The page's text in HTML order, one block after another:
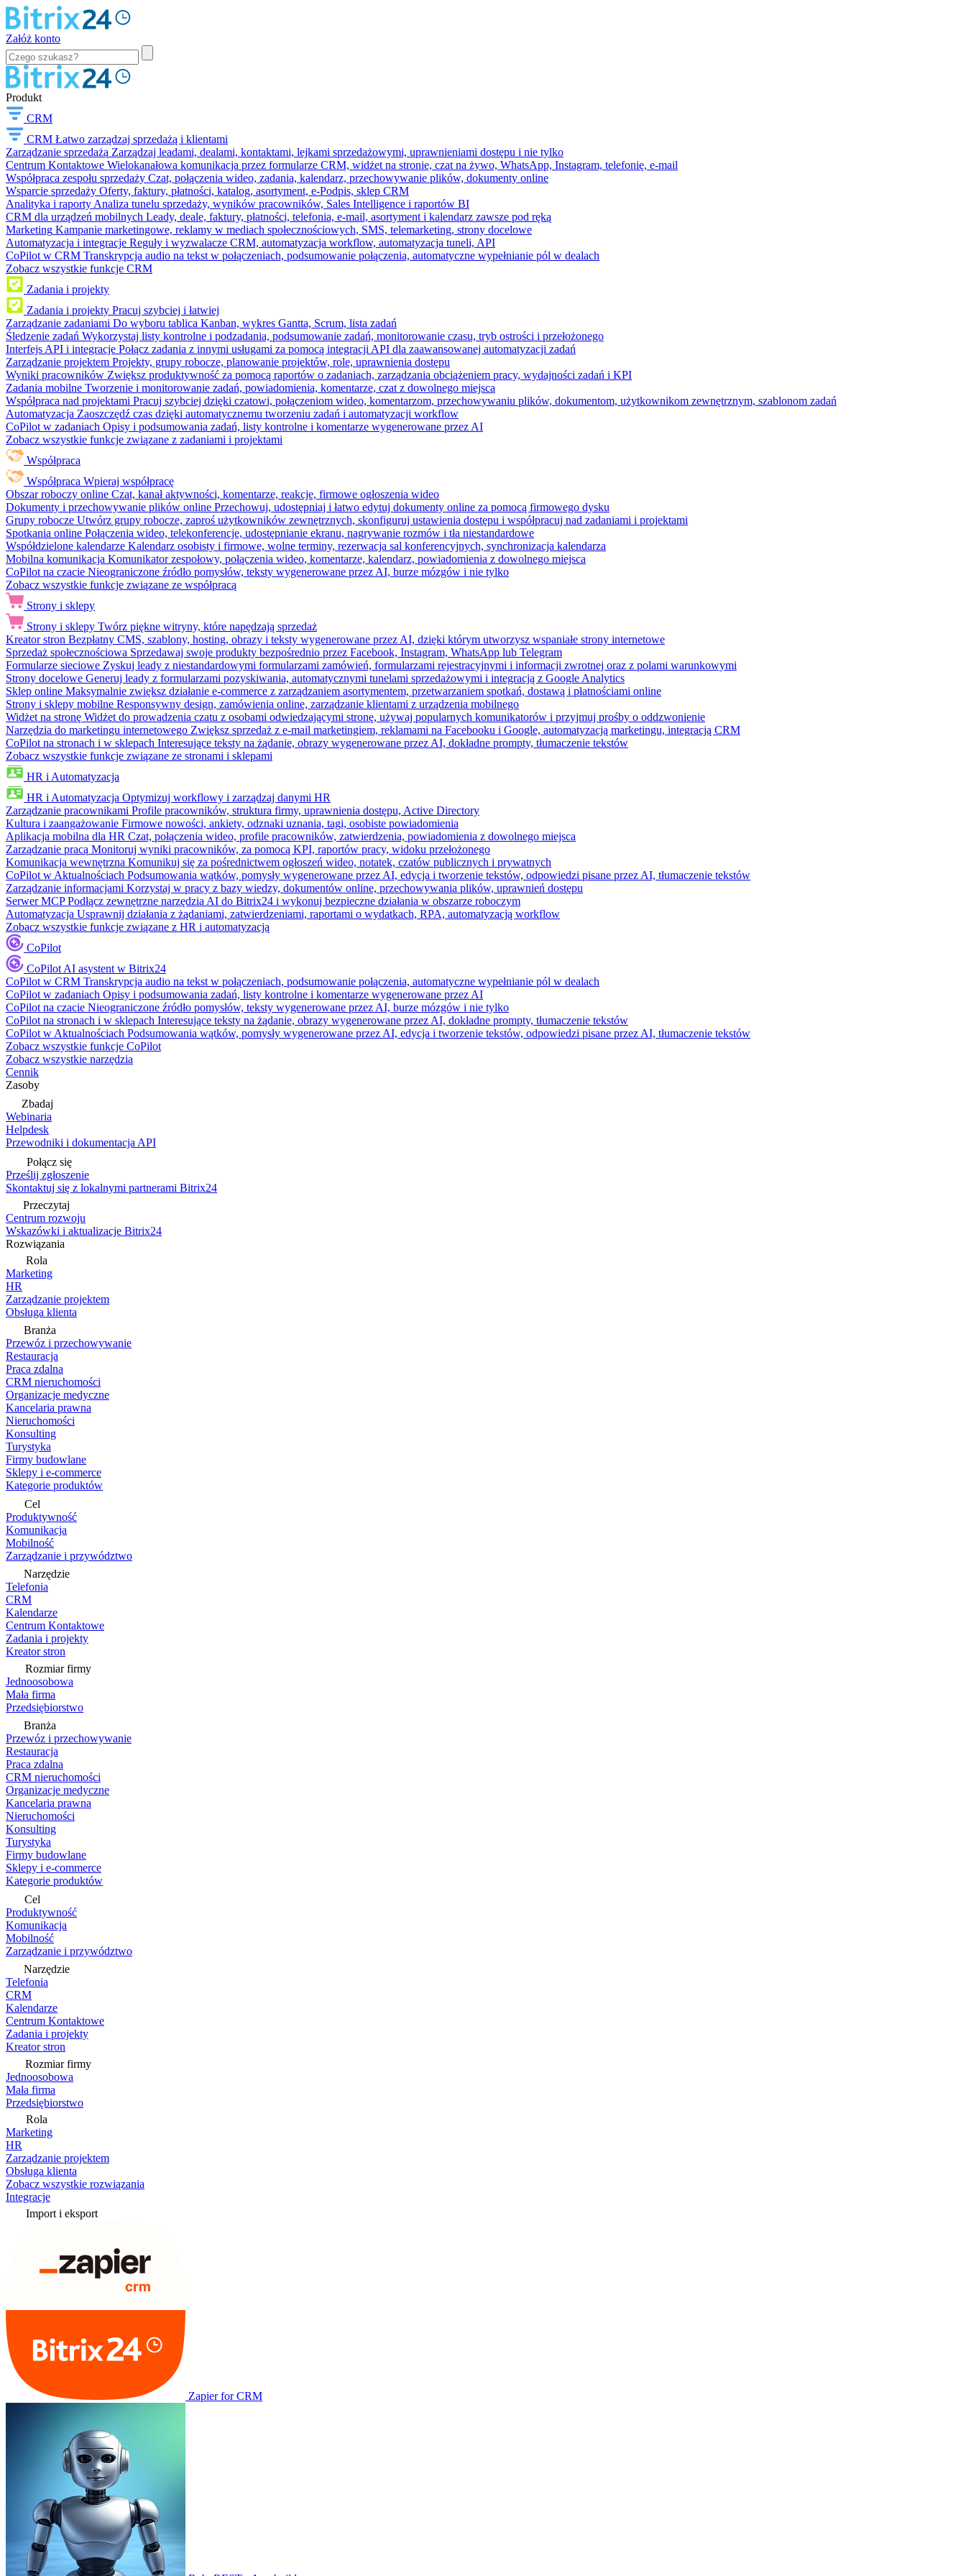
Załóż konto
Produkt
CRM
CRM Łatwo zarządzaj sprzedażą i klientami
Zarządzanie sprzedażą Zarządzaj leadami, dealami, kontaktami, lejkami sprzedażowymi, uprawnieniami dostępu i nie tylko
Centrum Kontaktowe Wielokanałowa komunikacja przez formularze CRM, widżet na stronie, czat na żywo, WhatsApp, Instagram, telefonię, e-mail
Współpraca zespołu sprzedaży Czat, połączenia wideo, zadania, kalendarz, przechowywanie plików, dokumenty online
Wsparcie sprzedaży Oferty, faktury, płatności, katalog, asortyment, e-Podpis, sklep CRM
Analityka i raporty Analiza tunelu sprzedaży, wyników pracowników, Sales Intelligence i raportów BI
CRM dla urządzeń mobilnych Leady, deale, faktury, płatności, telefonia, e-mail, asortyment i kalendarz zawsze pod ręką
Marketing Kampanie marketingowe, reklamy w mediach społecznościowych, SMS, telemarketing, strony docelowe
Automatyzacja i integracje Reguły i wyzwalacze CRM, automatyzacja workflow, automatyzacja tuneli, API
CoPilot w CRM Transkrypcja audio na tekst w połączeniach, podsumowanie połączenia, automatyczne wypełnianie pól w dealach
Zobacz wszystkie funkcje CRM
Zadania i projekty
Zadania i projekty Pracuj szybciej i łatwiej
Zarządzanie zadaniami Do wyboru tablica Kanban, wykres Gantta, Scrum, lista zadań
Śledzenie zadań Wykorzystaj listy kontrolne i podzadania, podsumowanie zadań, monitorowanie czasu, tryb ostrości i przełożonego
Interfejs API i integracje Połącz zadania z innymi usługami za pomocą integracji API dla zaawansowanej automatyzacji zadań
Zarządzanie projektem Projekty, grupy robocze, planowanie projektów, role, uprawnienia dostępu
Wyniki pracowników Zwiększ produktywność za pomocą raportów o zadaniach, zarządzania obciążeniem pracy, wydajności zadań i KPI
Zadania mobilne Tworzenie i monitorowanie zadań, powiadomienia, komentarze, czat z dowolnego miejsca
Współpraca nad projektami Pracuj szybciej dzięki czatowi, połączeniom wideo, komentarzom, przechowywaniu plików, dokumentom, użytkownikom zewnętrznym, szablonom zadań
Automatyzacja Zaoszczędź czas dzięki automatycznemu tworzeniu zadań i automatyzacji workflow
CoPilot w zadaniach Opisy i podsumowania zadań, listy kontrolne i komentarze wygenerowane przez AI
Zobacz wszystkie funkcje związane z zadaniami i projektami
Współpraca
Współpraca Wpieraj współpracę
Obszar roboczy online Czat, kanał aktywności, komentarze, reakcje, firmowe ogłoszenia wideo
Dokumenty i przechowywanie plików online Przechowuj, udostępniaj i łatwo edytuj dokumenty online za pomocą firmowego dysku
Grupy robocze Utwórz grupy robocze, zaproś użytkowników zewnętrznych, skonfiguruj ustawienia dostępu i współpracuj nad zadaniami i projektami
Spotkania online Połączenia wideo, telekonferencje, udostępnianie ekranu, nagrywanie rozmów i tła niestandardowe
Współdzielone kalendarze Kalendarz osobisty i firmowe, wolne terminy, rezerwacja sal konferencyjnych, synchronizacja kalendarza
Mobilna komunikacja Komunikator zespołowy, połączenia wideo, komentarze, kalendarz, powiadomienia z dowolnego miejsca
CoPilot na czacie Nieograniczone źródło pomysłów, teksty wygenerowane przez AI, burze mózgów i nie tylko
Zobacz wszystkie funkcje związane ze współpracą
Strony i sklepy
Strony i sklepy Twórz piękne witryny, które napędzają sprzedaż
Kreator stron Bezpłatny CMS, szablony, hosting, obrazy i teksty wygenerowane przez AI, dzięki którym utworzysz wspaniałe strony internetowe
Sprzedaż społecznościowa Sprzedawaj swoje produkty bezpośrednio przez Facebook, Instagram, WhatsApp lub Telegram
Formularze sieciowe Zyskuj leady z niestandardowymi formularzami zamówień, formularzami rejestracyjnymi i informacji zwrotnej oraz z polami warunkowymi
Strony docelowe Generuj leady z formularzami pozyskiwania, automatycznymi tunelami sprzedażowymi i integracją z Google Analytics
Sklep online Maksymalnie zwiększ działanie e-commerce z zarządzaniem asortymentem, przetwarzaniem spotkań, dostawą i płatnościami online
Strony i sklepy mobilne Responsywny design, zamówienia online, zarządzanie klientami z urządzenia mobilnego
Widżet na stronę Widżet do prowadzenia czatu z osobami odwiedzającymi stronę, używaj popularnych komunikatorów i przyjmuj prośby o oddzwonienie
Narzędzia do marketingu internetowego Zwiększ sprzedaż z e-mail marketingiem, reklamami na Facebooku i Google, automatyzacją marketingu, integracją CRM
CoPilot na stronach i w sklepach Interesujące teksty na żądanie, obrazy wygenerowane przez AI, dokładne prompty, tłumaczenie tekstów
Zobacz wszystkie funkcje związane ze stronami i sklepami
HR i Automatyzacja
HR i Automatyzacja Optymizuj workflowy i zarządzaj danymi HR
Zarządzanie pracownikami Profile pracowników, struktura firmy, uprawnienia dostępu, Active Directory
Kultura i zaangażowanie Firmowe nowości, ankiety, odznaki uznania, tagi, osobiste powiadomienia
Aplikacja mobilna dla HR Czat, połączenia wideo, profile pracowników, zatwierdzenia, powiadomienia z dowolnego miejsca
Zarządzanie pracą Monitoruj wyniki pracowników, za pomocą KPI, raportów pracy, widoku przełożonego
Komunikacja wewnętrzna Komunikuj się za pośrednictwem ogłoszeń wideo, notatek, czatów publicznych i prywatnych
CoPilot w Aktualnościach Podsumowania wątków, pomysły wygenerowane przez AI, edycja i tworzenie tekstów, odpowiedzi pisane przez AI, tłumaczenie tekstów
Zarządzanie informacjami Korzystaj w pracy z bazy wiedzy, dokumentów online, przechowywania plików, uprawnień dostępu
Serwer MCP Podłącz zewnętrzne narzędzia AI do Bitrix24 i wykonuj bezpieczne działania w obszarze roboczym
Automatyzacja Usprawnij działania z żądaniami, zatwierdzeniami, raportami o wydatkach, RPA, automatyzacją workflow
Zobacz wszystkie funkcje związane z HR i automatyzacją
CoPilot
CoPilot AI asystent w Bitrix24
CoPilot w CRM Transkrypcja audio na tekst w połączeniach, podsumowanie połączenia, automatyczne wypełnianie pól w dealach
CoPilot w zadaniach Opisy i podsumowania zadań, listy kontrolne i komentarze wygenerowane przez AI
CoPilot na czacie Nieograniczone źródło pomysłów, teksty wygenerowane przez AI, burze mózgów i nie tylko
CoPilot na stronach i w sklepach Interesujące teksty na żądanie, obrazy wygenerowane przez AI, dokładne prompty, tłumaczenie tekstów
CoPilot w Aktualnościach Podsumowania wątków, pomysły wygenerowane przez AI, edycja i tworzenie tekstów, odpowiedzi pisane przez AI, tłumaczenie tekstów
Zobacz wszystkie funkcje CoPilot
Zobacz wszystkie narzędzia
Cennik
Zasoby
Zbadaj
Webinaria
Helpdesk
Przewodniki i dokumentacja API
Połącz się
Prześlij zgłoszenie
Skontaktuj się z lokalnymi partnerami Bitrix24
Przeczytaj
Centrum rozwoju
Wskazówki i aktualizacje Bitrix24
Rozwiązania
Rola
Marketing
HR
Zarządzanie projektem
Obsługa klienta
Branża
Przewóz i przechowywanie
Restauracja
Praca zdalna
CRM nieruchomości
Organizacje medyczne
Kancelaria prawna
Nieruchomości
Konsulting
Turystyka
Firmy budowlane
Sklepy i e-commerce
Kategorie produktów
Cel
Produktywność
Komunikacja
Mobilność
Zarządzanie i przywództwo
Narzędzie
Telefonia
CRM
Kalendarze
Centrum Kontaktowe
Zadania i projekty
Kreator stron
Rozmiar firmy
Jednoosobowa
Mała firma
Przedsiębiorstwo
Branża
Przewóz i przechowywanie
Restauracja
Praca zdalna
CRM nieruchomości
Organizacje medyczne
Kancelaria prawna
Nieruchomości
Konsulting
Turystyka
Firmy budowlane
Sklepy i e-commerce
Kategorie produktów
Cel
Produktywność
Komunikacja
Mobilność
Zarządzanie i przywództwo
Narzędzie
Telefonia
CRM
Kalendarze
Centrum Kontaktowe
Zadania i projekty
Kreator stron
Rozmiar firmy
Jednoosobowa
Mała firma
Przedsiębiorstwo
Rola
Marketing
HR
Zarządzanie projektem
Obsługa klienta
Zobacz wszystkie rozwiązania
Integracje
Import i eksport
Zapier for CRM